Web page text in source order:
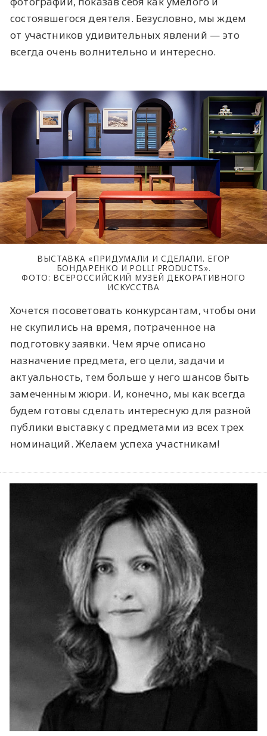
состоявшегося деятеля. Безусловно, мы ждем
от участников удивительных явлений — это
всегда очень волнительно и интересно.
ВЫСТАВКА «ПРИДУМАЛИ И СДЕЛАЛИ. ЕГОР
БОНДАРЕНКО И POLLI PRODUCTS».
ФОТО: ВСЕРОССИЙСКИЙ МУЗЕЙ ДЕКОРАТИВНОГО
ИСКУССТВА
Хочется посоветовать конкурсантам, чтобы они
не скупились на время, потраченное на
подготовку заявки. Чем ярче описано
назначение предмета, его цели, задачи и
актуальность, тем больше у него шансов быть
замеченным жюри. И, конечно, мы как всегда
будем готовы сделать интересную для разной
публики выставку с предметами из всех трех
номинаций. Желаем успеха участникам!